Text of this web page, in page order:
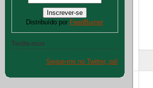
Distribuído por FeedBurner
Twitta-mos
Segue-me no Twitter, pá!